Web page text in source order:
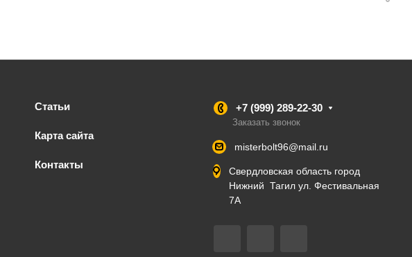
Статьи
Карта сайта
Контакты
+7 (999) 289-22-30
Заказать звонок
misterbolt96@mail.ru
Свердловская область город
Нижний Тагил ул. Фестивальная
7А